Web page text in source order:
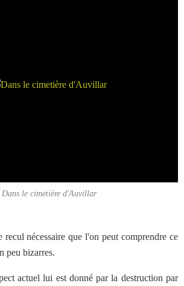
Dans le cimetière d'Auvillar
recul nécessaire que l'on peut comprendre ce
peu bizarres.
actuel lui est donné par la destruction par